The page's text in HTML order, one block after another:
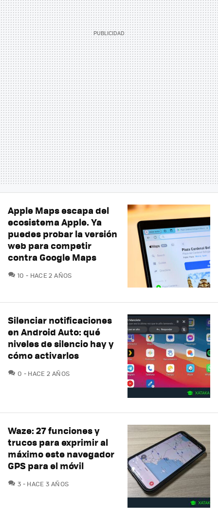
Apple Maps escapa del
ecosistema Apple. Ya
puedes probar la versión
web para competir
contra Google Maps
10 COMENTARIOS
HACE 2 AÑOS
Silenciar notificaciones
en Android Auto: qué
niveles de silencio hay y
cómo activarlos
0 COMENTARIOS
HACE 2 AÑOS
Waze: 27 funciones y
trucos para exprimir al
máximo este navegador
GPS para el móvil
3 COMENTARIOS
HACE 3 AÑOS